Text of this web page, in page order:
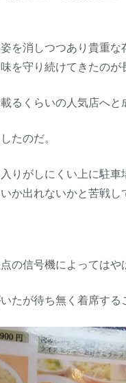
を消しつつあり貴重な
を守り続けてきたのが
るくらいの人気店へと
たのだ。
りがしにくい上に駐車
か出れないかと苦戦し
の信号機によってはや
たが待ち無く着席する